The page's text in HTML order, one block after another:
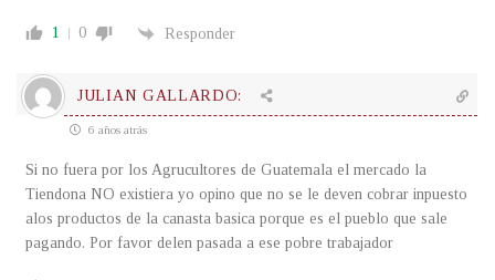
1 0 Responder
JULIAN GALLARDO:
6 años atrás
Si no fuera por los Agrucultores de Guatemala el mercado la
Tiendona NO existiera yo opino que no se le deven cobrar inpuesto
alos productos de la canasta basica porque es el pueblo que sale
pagando. Por favor delen pasada a ese pobre trabajador